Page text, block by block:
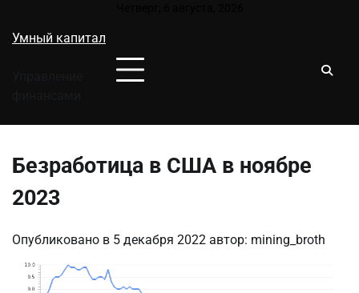
содержимому
Умный капитал
Безработица в США в ноябре
2023
Опубликовано в 5 декабря 2022 автор: mining_broth